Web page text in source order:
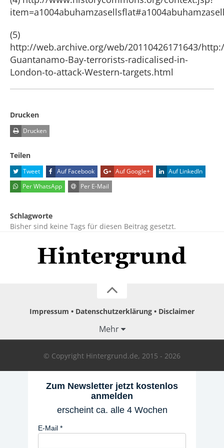
(5)
http://web.archive.org/web/20110426171643/
Guantanamo-Bay-terrorists-radicalised-in-
London-to-attack-Western-targets.html
Drucken
Drucken
Teilen
Tweet Auf Facebook Auf Google+
Auf LinkedIn
Per WhatsApp
Per E-Mail
Schlagworte
Bisher sind keine Tags für diesen Beitrag gesetzt.
Impressum Datenschutzerklärung Disclaimer
Mehr
© Copyright Hintergrund.de, 2015 - 2026
Zum Newsletter jetzt kostenlos
anmelden
erscheint ca. alle 4 Wochen
E-Mail